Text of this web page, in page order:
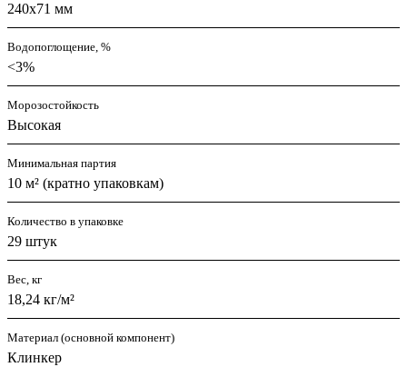
240x71 мм
Водопоглощение, %
<3%
Морозостойкость
Высокая
Минимальная партия
10 м² (кратно упаковкам)
Количество в упаковке
29 штук
Вес, кг
18,24 кг/м²
Материал (основной компонент)
Клинкер